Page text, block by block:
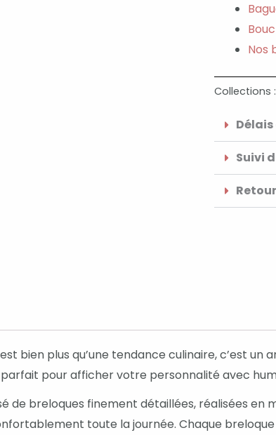
Nos
Collections :
Suivi
bien plus qu’une tendance culinaire, c’est un
pour afficher votre personnalité avec
de breloques finement détaillées, réalisées en
toute la journée. Chaque